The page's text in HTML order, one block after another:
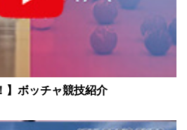
】ボッチャ競技紹介